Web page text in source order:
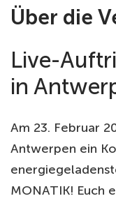
Über die
Live-
in
Am 23. Februar
Antwerpen ein
MONATIK! Euch